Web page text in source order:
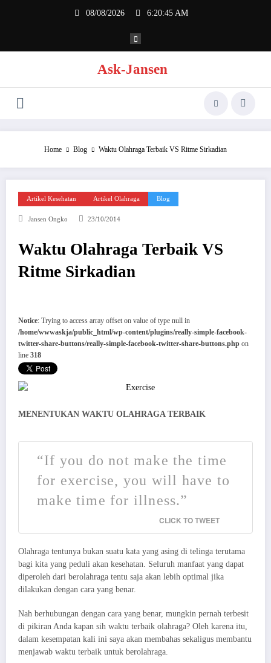
08/08/2026 6:20:45 AM
Ask-Jansen
Home Blog Waktu Olahraga Terbaik VS Ritme Sirkadian
Artikel Kesehatan Artikel Olahraga Blog
Jansen Ongko 23/10/2014
Waktu Olahraga Terbaik VS
Ritme Sirkadian
Notice: Trying to access array offset on value of type null in
/home/wwwaskja/public_html/wp-content/plugins/really-simple-facebook-
twitter-share-buttons/really-simple-facebook-twitter-share-buttons.php on
line 318
MENENTUKAN WAKTU OLAHRAGA TERBAIK
“If you do not make the time
for exercise, you will have to
make time for illness.”
CLICK TO TWEET
Olahraga tentunya bukan suatu kata yang asing di telinga terutama
bagi kita yang peduli akan kesehatan. Seluruh manfaat yang dapat
diperoleh dari berolahraga tentu saja akan lebih optimal jika
dilakukan dengan cara yang benar.
Nah berhubungan dengan cara yang benar, mungkin pernah terbesit
di pikiran Anda kapan sih waktu terbaik olahraga? Oleh karena itu,
dalam kesempatan kali ini saya akan membahas sekaligus membantu
menjawab waktu terbaik untuk berolahraga.